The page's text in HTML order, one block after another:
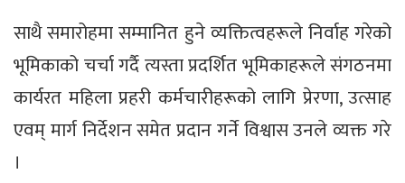
साथै समारोहमा सम्मानित हुने व्यक्तित्वहरूले निर्वाह गरेको
भूमिकाको चर्चा गर्दै त्यस्ता प्रदर्शित भूमिकाहरूले संगठनमा
कार्यरत महिला प्रहरी कर्मचारीहरूको लागि प्रेरणा, उत्साह
एवम् मार्ग निर्देशन समेत प्रदान गर्ने विश्वास उनले व्यक्त गरे
।